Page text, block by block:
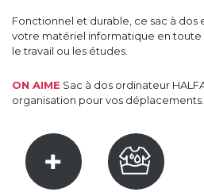
Fonctionnel et durable, ce sac à dos
votre matériel informatique en
le travail ou les études.
ON AIME Sac à dos ordinateur
organisation pour vos déplacements.